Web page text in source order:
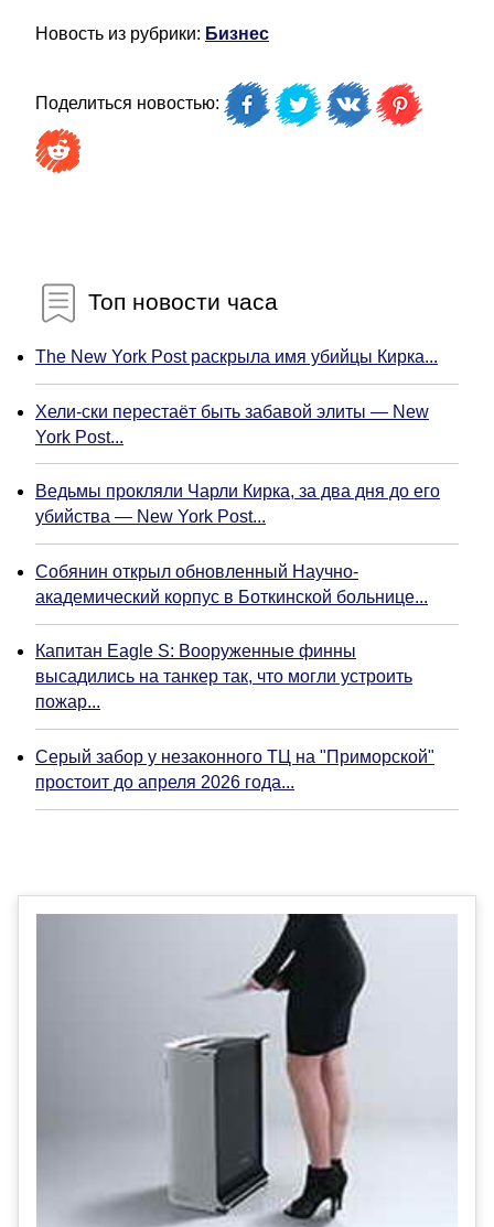
Новость из рубрики: Бизнес
Поделиться новостью:
Топ новости часа
The New York Post раскрыла имя убийцы Кирка...
Хели-ски перестаёт быть забавой элиты — New
York Post...
Ведьмы прокляли Чарли Кирка, за два дня до его
убийства — New York Post...
Собянин открыл обновленный Научно-
академический корпус в Боткинской больнице...
Капитан Eagle S: Вооруженные финны
высадились на танкер так, что могли устроить
пожар...
Серый забор у незаконного ТЦ на "Приморской"
простоит до апреля 2026 года...